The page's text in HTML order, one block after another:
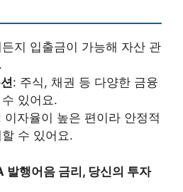
지 입출금이 가능해 자산 관
: 주식, 채권 등 다양한 금융
있어요.
이자율이 높은 편이라 안정적
수 있어요.
발행어음 금리, 당신의 투자